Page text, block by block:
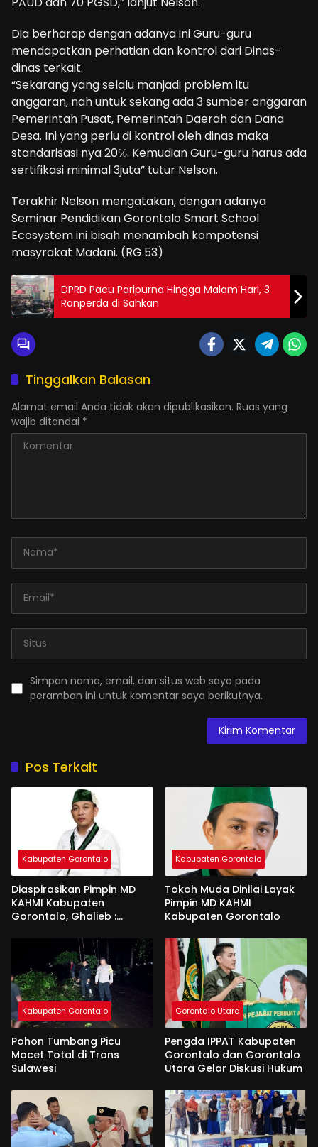
Dia berharap dengan adanya ini Guru-guru
mendapatkan perhatian dan kontrol dari Dinas-
dinas terkait.
“Sekarang yang selalu manjadi problem itu
anggaran, nah untuk sekang ada 3 sumber anggaran
Pemerintah Pusat, Pemerintah Daerah dan Dana
Desa. Ini yang perlu di kontrol oleh dinas maka
standarisasi nya 20℅. Kemudian Guru-guru harus ada
sertifikasi minimal 3juta” tutur Nelson.
Terakhir Nelson mengatakan, dengan adanya
Seminar Pendidikan Gorontalo Smart School
Ecosystem ini bisah menambah kompotensi
masyrakat Madani. (RG.53)
DPRD Pacu Paripurna Hingga Malam Hari, 3
Ranperda di Sahkan
Tinggalkan Balasan
Alamat email Anda tidak akan dipublikasikan. Ruas yang
wajib ditandai *
Simpan nama, email, dan situs web saya pada
peramban ini untuk komentar saya berikutnya.
Pos Terkait
Kabupaten Gorontalo
Diaspirasikan Pimpin MD
KAHMI Kabupaten
Gorontalo, Ghalieb :
Kabupaten Gorontalo
Tokoh Muda Dinilai Layak
Pimpin MD KAHMI
Kabupaten Gorontalo
Kabupaten Gorontalo
Pohon Tumbang Picu
Macet Total di Trans
Sulawesi
Gorontalo Utara
Pengda IPPAT Kabupaten
Gorontalo dan Gorontalo
Utara Gelar Diskusi Hukum